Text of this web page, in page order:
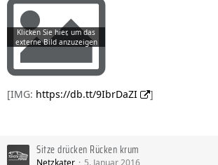
[IMG: https://db.tt/9IbrDaZI ]
Sitze drücken Rücken krum
Netzkater 5. Januar 2016